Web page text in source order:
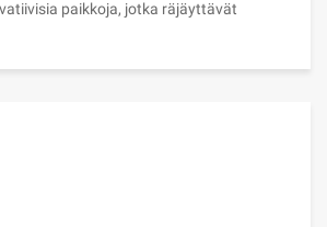
paikkoja, jotka räjäyttävät